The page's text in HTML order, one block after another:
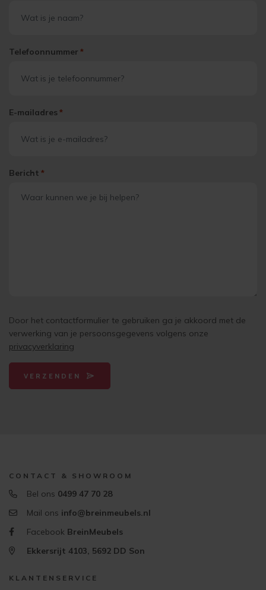
Telefoonnummer *
E-mailadres *
Bericht *
Door het contactformulier te gebruiken ga je akkoord met de
verwerking van je persoonsgegevens volgens onze
privacyverklaring
VERZENDEN
CONTACT & SHOWROOM
Bel ons 0499 47 70 28
Mail ons info@breinmeubels.nl
Facebook BreinMeubels
Ekkersrijt 4103, 5692 DD Son
KLANTENSERVICE